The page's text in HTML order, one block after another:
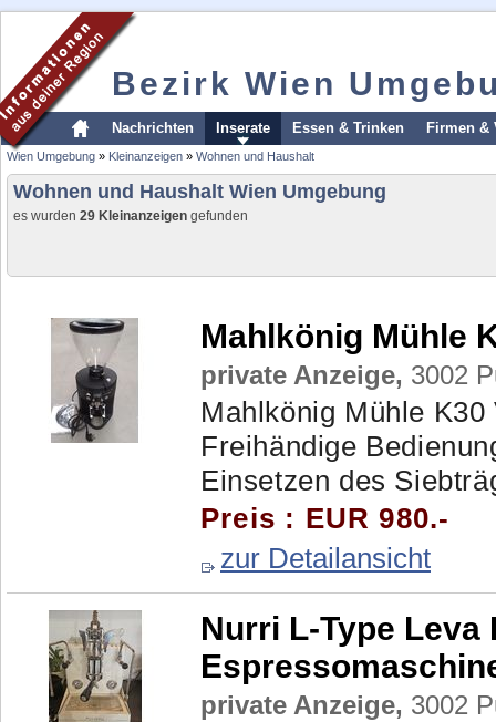
Bezirk Wien
Nachrichten Inserate Essen & Trinken Firmen &
Wien Umgebung » Kleinanzeigen » Wohnen und Haushalt
Wohnen und Haushalt Wien Umgebung
es wurden 29 Kleinanzeigen gefunden
Mahlkönig Mühle
private Anzeige, 3002
Mahlkönig Mühle
Freihändige
Einsetzen des
Preis : EUR 980.-
zur Detailansicht
Nurri L-Type Leva
private Anzeige, 3002